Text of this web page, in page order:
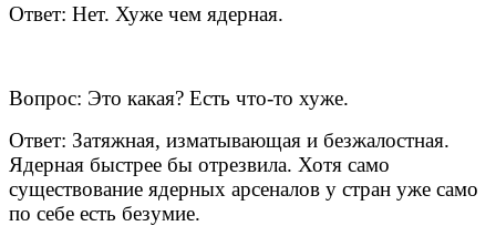
Ответ: Нет. Хуже чем ядерная.
Вопрос: Это какая? Есть что-то хуже.
Ответ: Затяжная, изматывающая и безжалостная.
Ядерная быстрее бы отрезвила. Хотя само
существование ядерных арсеналов у стран уже само
по себе есть безумие.